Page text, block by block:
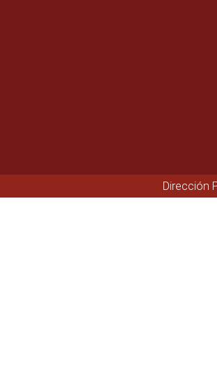
Dirección